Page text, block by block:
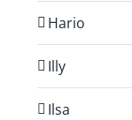
Hario
Illy
Ilsa